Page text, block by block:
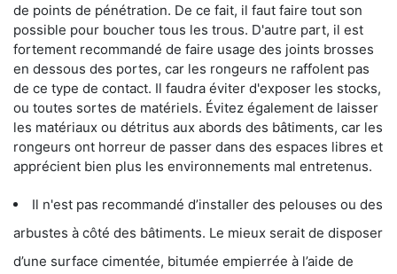
de points de pénétration. De ce fait, il faut faire tout son
possible pour boucher tous les trous. D'autre part, il est
fortement recommandé de faire usage des joints brosses
en dessous des portes, car les rongeurs ne raffolent pas
de ce type de contact. Il faudra éviter d'exposer les stocks,
ou toutes sortes de matériels. Évitez également de laisser
les matériaux ou détritus aux abords des bâtiments, car les
rongeurs ont horreur de passer dans des espaces libres et
apprécient bien plus les environnements mal entretenus.
Il n'est pas recommandé d’installer des pelouses ou des
arbustes à côté des bâtiments. Le mieux serait de disposer
d’une surface cimentée, bitumée empierrée à l’aide de